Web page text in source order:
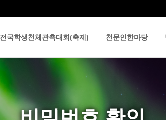
전국학생천체관측대회(축제) 천문인한마당